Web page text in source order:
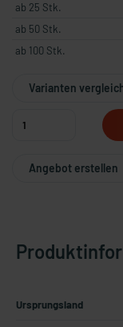
ab 25 Stk.
ab 50 Stk.
ab 100 Stk.
Varianten
Angebot erstellen
Ursprungsland